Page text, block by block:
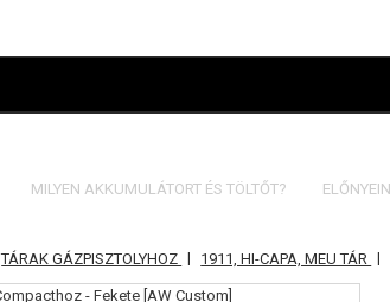
MILYEN AKKUMULÁTORT ÉS TÖLTŐT?
TÁRAK GÁZPISZTOLYHOZ | 1911, HI-CAPA, MEU TÁR |